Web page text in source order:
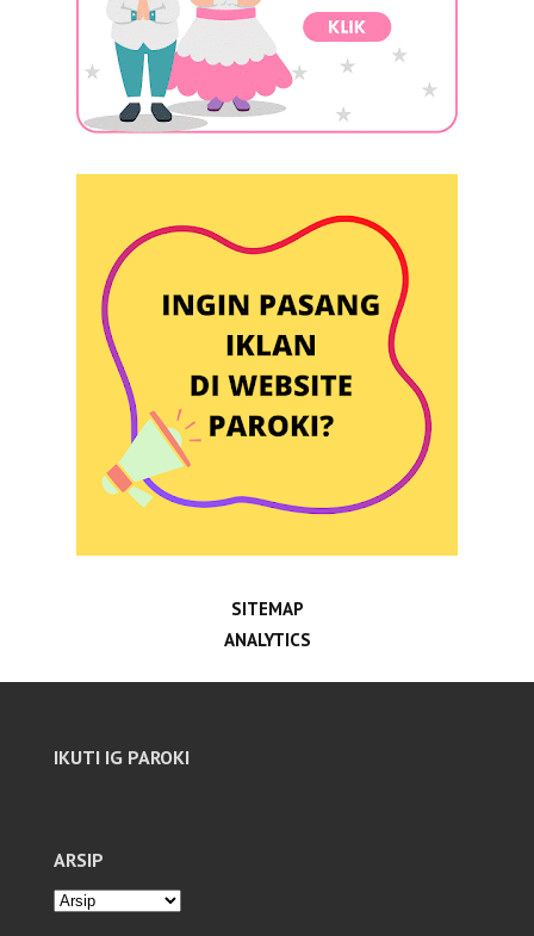
SITEMAP
ANALYTICS
IKUTI IG PAROKI
ARSIP